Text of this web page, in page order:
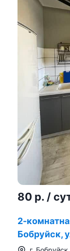
80 р. /
2-
Бобруйск,